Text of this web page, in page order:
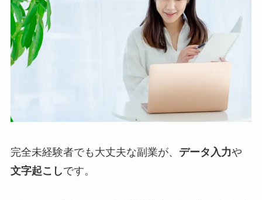
完全未経験者でも大丈夫な副業が、 データ入力や
文字起こしです。